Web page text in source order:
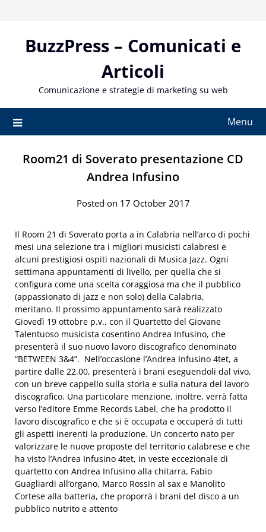
contentBuzzPress – Comunicati e
Articoli
Comunicazione e strategie di marketing su web
Menu
Room21 di Soverato presentazione CD
Andrea Infusino
Posted on 17 October 2017
Il Room 21 di Soverato porta a in Calabria nell’arco di pochi
mesi una selezione tra i migliori musicisti calabresi e
alcuni prestigiosi ospiti nazionali di Musica Jazz. Ogni
settimana appuntamenti di livello, per quella che si
configura come una scelta coraggiosa ma che il pubblico
(appassionato di jazz e non solo) della Calabria,
meritano. Il prossimo appuntamento sarà realizzato
Giovedì 19 ottobre p.v., con il Quartetto del Giovane
Talentuoso musicista cosentino Andrea Infusino, che
presenterà il suo nuovo lavoro discografico denominato
“BETWEEN 3&4”. Nell’occasione l’Andrea Infusino 4tet, a
partire dalle 22.00, presenterà i brani eseguendoli dal vivo,
con un breve cappello sulla storia e sulla natura del lavoro
discografico. Una particolare menzione, inoltre, verrà fatta
verso l’editore Emme Records Label, che ha prodotto il
lavoro discografico e che si è occupata e occuperà di tutti
gli aspetti inerenti la produzione. Un concerto nato per
valorizzare le nuove proposte del territorio calabrese e che
ha visto l’Andrea Infusino 4tet, in veste eccezionale di
quartetto con Andrea Infusino alla chitarra, Fabio
Guagliardi all’organo, Marco Rossin al sax e Manolito
Cortese alla batteria, che proporrà i brani del disco a un
pubblico nutrito e attento